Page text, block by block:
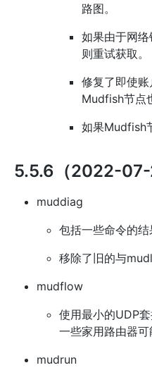
路图。
如果由于网络
则重试获取。
修复了即使
Mudfish节点
如果Mudfish
5.5.6（2022-07-
muddiag
包括一些命令的结
移除了旧的与
mudflow
使用最小的UDP
一些家用路由器可
mudrun